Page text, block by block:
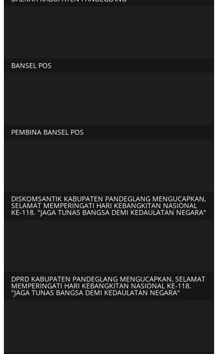
BANSEL POS
PEMBINA BANSEL POS
DISKOMSANTIK KABUPATEN PANDEGLANG MENGUCAPKAN,
SELAMAT MEMPERINGATI HARI KEBANGKITAN NASIONAL
KE-118. "JAGA TUNAS BANGSA DEMI KEDAULATAN NEGARA"
DPRD KABUPATEN PANDEGLANG MENGUCAPKAN, SELAMAT
MEMPERINGATI HARI KEBANGKITAN NASIONAL KE-118.
"JAGA TUNAS BANGSA DEMI KEDAULATAN NEGARA"